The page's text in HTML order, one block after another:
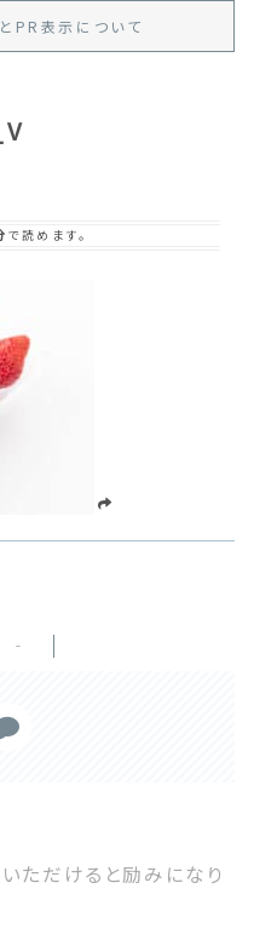
と PR 表示 について
で読めます。
ただけると励みになり